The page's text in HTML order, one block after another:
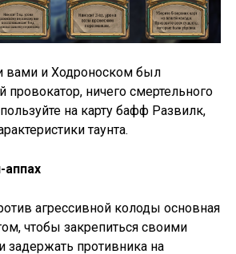
вами и Ходроноском был
провокатор, ничего смертельного
на карту бафф Развилк,
таунта.
аппах
агрессивной колоды основная
чтобы закрепиться своими
задержать противника на